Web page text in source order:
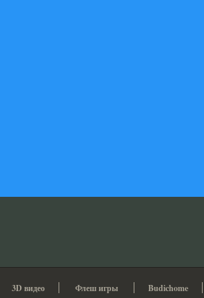
3D видео Флеш игры Budichome